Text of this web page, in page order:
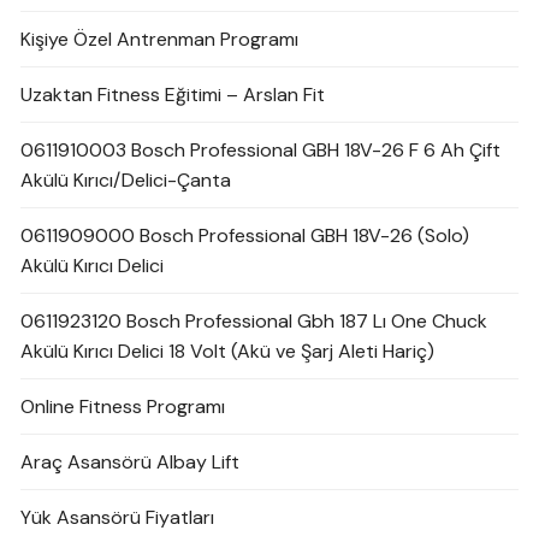
Kişiye Özel Antrenman Programı
Uzaktan Fitness Eğitimi – Arslan Fit
0611910003 Bosch Professional GBH 18V-26 F 6 Ah Çift
Akülü Kırıcı/Delici-Çanta
0611909000 Bosch Professional GBH 18V-26 (Solo)
Akülü Kırıcı Delici
0611923120 Bosch Professional Gbh 187 Lı One Chuck
Akülü Kırıcı Delici 18 Volt (Akü ve Şarj Aleti Hariç)
Online Fitness Programı
Araç Asansörü Albay Lift
Yük Asansörü Fiyatları